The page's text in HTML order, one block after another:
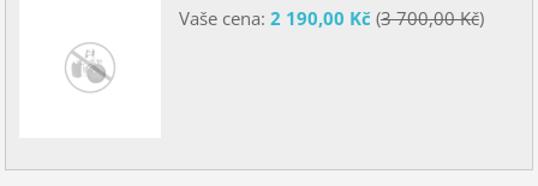
Vaše cena: 2 190,00 Kč(3 700,00 Kč)